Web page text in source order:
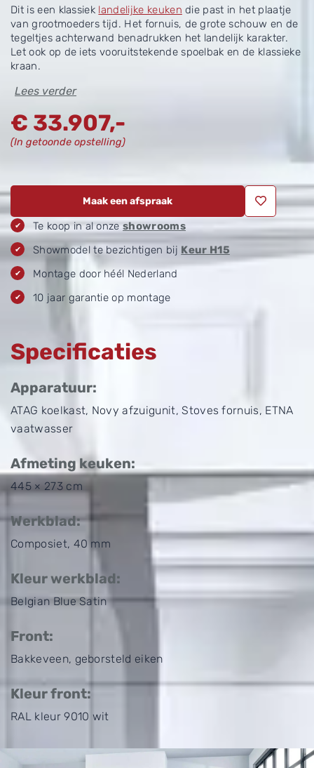
Dit is een klassiek landelijke keuken die past in het plaatje
van grootmoeders tijd. Het fornuis, de grote schouw en de
tegeltjes achterwand benadrukken het landelijk karakter.
Let ook op de iets vooruitstekende spoelbak en de klassieke
kraan.
Lees verder
€ 33.907,-
(In getoonde opstelling)
Maak een afspraak
Te koop in al onze showrooms
Showmodel te bezichtigen bij Keur H15
Montage door héél Nederland
10 jaar garantie op montage
Specificaties
Apparatuur:
ATAG koelkast, Novy afzuigunit, Stoves fornuis, ETNA
vaatwasser
Afmeting keuken:
445 × 273 cm
Werkblad:
Composiet, 40 mm
Kleur werkblad:
Belgian Blue Satin
Front:
Bakkeveen, geborsteld eiken
Kleur front:
RAL kleur 9010 wit